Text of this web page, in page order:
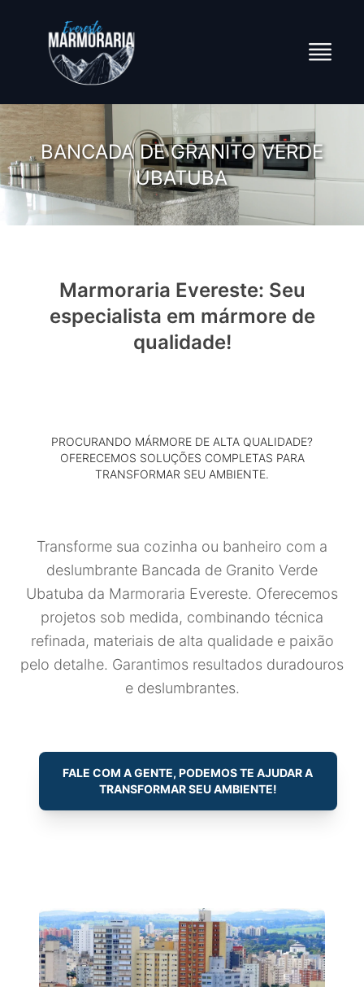
BANCADA DE GRANITO VERDE
UBATUBA
Marmoraria Evereste: Seu
especialista em mármore de
qualidade!
PROCURANDO MÁRMORE DE ALTA QUALIDADE?
OFERECEMOS SOLUÇÕES COMPLETAS PARA
TRANSFORMAR SEU AMBIENTE.
Transforme sua cozinha ou banheiro com a
deslumbrante Bancada de Granito Verde
Ubatuba da Marmoraria Evereste. Oferecemos
projetos sob medida, combinando técnica
refinada, materiais de alta qualidade e paixão
pelo detalhe. Garantimos resultados duradouros
e deslumbrantes.
FALE COM A GENTE, PODEMOS TE AJUDAR A
TRANSFORMAR SEU AMBIENTE!